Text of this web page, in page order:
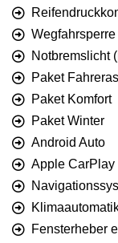
Wegfahrsperre
Notbremslicht
Paket
Paket Komfort
Paket Winter
Android Auto
Apple CarPlay
Fensterheber